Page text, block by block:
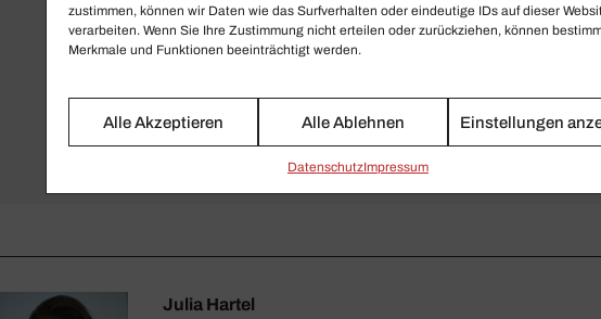
zustimmen, können wir Daten wie das Surfverhalten oder eindeutige IDs auf dieser
verarbeiten. Wenn Sie Ihre Zustimmung nicht erteilen oder zurückziehen, können
Merkmale und Funktionen beeinträchtigt werden.
Alle Akzeptieren Alle Ablehnen Einstellungen
Daten­schutzImpressum
Julia Hartel